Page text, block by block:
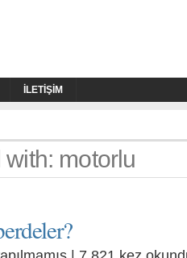
İLETIŞIM
motorlu